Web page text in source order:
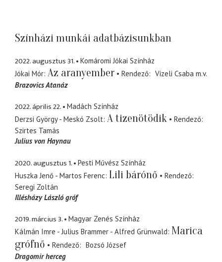
Színházi munkái adatbázisunkban
2022. augusztus 31.
Komáromi Jókai Színház
Jókai Mór Az aranyember Rendező Vizeli Csaba m.v.
Brazovics Atanáz
2022. április 22.
Madách Színház
Derzsi György - Meskó Zsolt A tizenötödik
Rendező
Szirtes Tamás
Julius von Haynau
2020. augusztus 1.
Pesti Művész Színház
Huszka Jenő - Martos Ferenc Lili bárónő
Rendező
Seregi Zoltán
Illésházy László gróf
2019. március 3.
Magyar Zenés Színház
Kálmán Imre - Julius Brammer - Alfred Grünwald Marica
grófnő
Rendező
Bozsó József
Dragomir herceg